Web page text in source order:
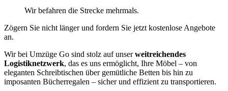
Wir befahren die Strecke mehrmals.
Zögern Sie nicht länger und fordern Sie jetzt kostenlose Angebote
an.
Wir bei Umzüge Go sind stolz auf unserweitreichendes
Logistiknetzwerk, das es uns ermöglicht, Ihre Möbel – von
eleganten Schreibtischen über gemütliche Betten bis hin zu
imposanten Bücherregalen – sicher und effizient zu transportieren.